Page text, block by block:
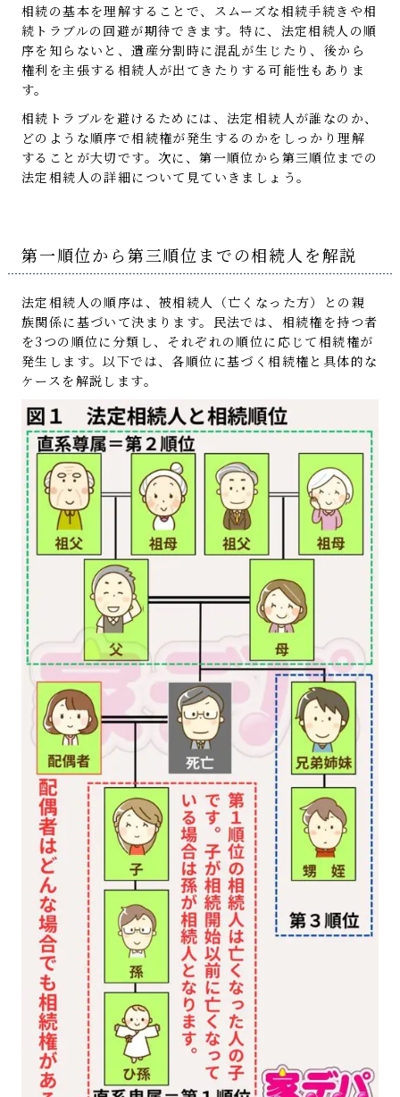
相続の基本を理解することで、スムーズな相続手続きや相
続トラブルの回避が期待できます。特に、法定相続人の順
序を知らないと、遺産分割時に混乱が生じたり、後から
権利を主張する相続人が出てきたりする可能性もありま
す。
相続トラブルを避けるためには、法定相続人が誰なのか、
どのような順序で相続権が発生するのかをしっかり理解
することが大切です。次に、第一順位から第三順位までの
法定相続人の詳細について見ていきましょう。
第一順位から第三順位までの相続人を解説
法定相続人の順序は、被相続人（亡くなった方）との親
族関係に基づいて決まります。民法では、相続権を持つ者
を3つの順位に分類し、それぞれの順位に応じて相続権が
発生します。以下では、各順位に基づく相続権と具体的な
ケースを解説します。